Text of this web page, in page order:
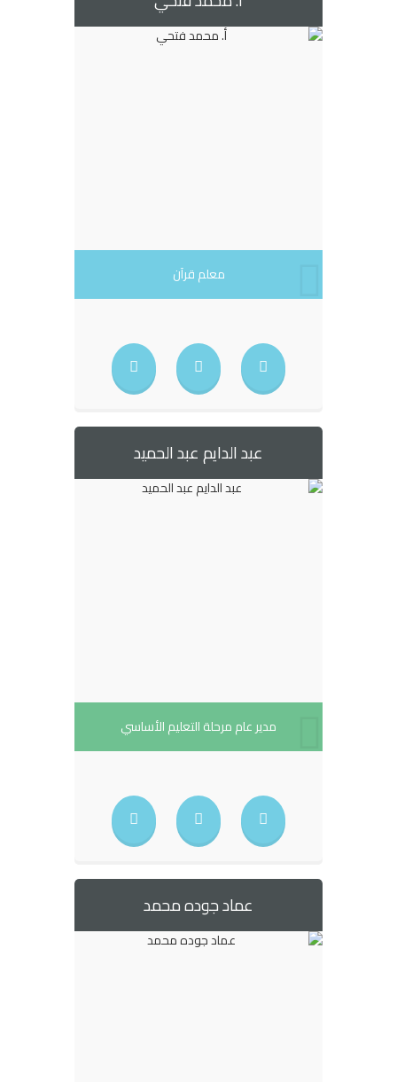
معلم قرآن
عبد الدايم عبد الحميد
مدير عام مرحلة التعليم الأساسي
عماد جوده محمد